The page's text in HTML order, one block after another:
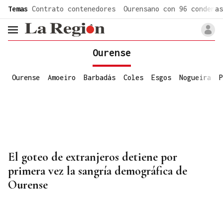
Temas Contrato contenedores Ourensano con 96 condenas
header.menu.open
Ourense
Ourense Amoeiro Barbadás Coles Esgos Nogueira
El goteo de extranjeros detiene por
primera vez la sangría demográfica de
Ourense